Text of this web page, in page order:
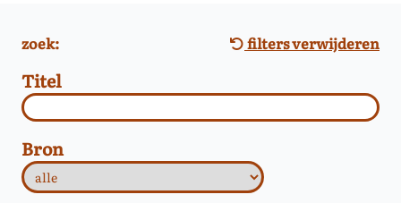
zoek: filters verwijderen
Titel
Bron